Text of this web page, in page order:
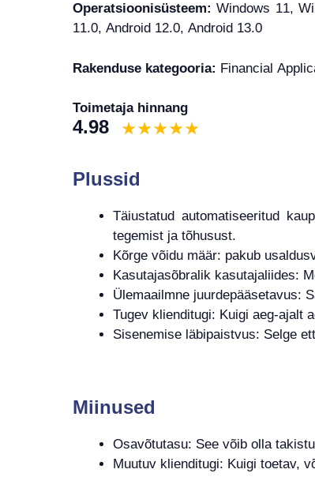
Operatsioonisüsteem: Windows 11,
11.0, Android 12.0, Android 13.0
Rakenduse kategooria: Financial
Toimetaja hinnang
4.98
Plussid
Täiustatud automatiseeritud
tegemist ja tõhusust.
Kõrge võidu määr: pakub
Kasutajasõbralik kasutajaliides:
Ülemaailmne juurdepääsetavus:
Tugev klienditugi: Kuigi aeg-ajalt
Sisenemise läbipaistvus: Selge
Miinused
Osavõtutasu: See võib olla
Muutuv klienditugi: Kuigi toetav,